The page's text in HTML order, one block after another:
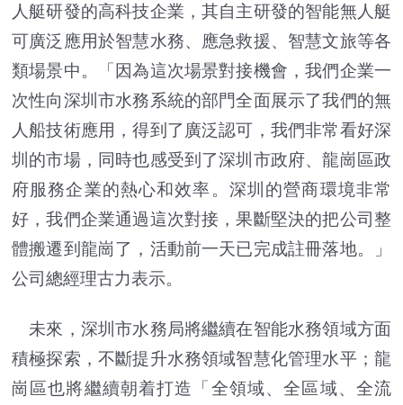
人艇研發的高科技企業，其自主研發的智能無人艇
可廣泛應用於智慧水務、應急救援、智慧文旅等各
類場景中。「因為這次場景對接機會，我們企業一
次性向深圳市水務系統的部門全面展示了我們的無
人船技術應用，得到了廣泛認可，我們非常看好深
圳的市場，同時也感受到了深圳市政府、龍崗區政
府服務企業的熱心和效率。深圳的營商環境非常
好，我們企業通過這次對接，果斷堅決的把公司整
體搬遷到龍崗了，活動前一天已完成註冊落地。」
公司總經理古力表示。
未來，深圳市水務局將繼續在智能水務領域方面
積極探索，不斷提升水務領域智慧化管理水平；龍
崗區也將繼續朝着打造「全領域、全區域、全流